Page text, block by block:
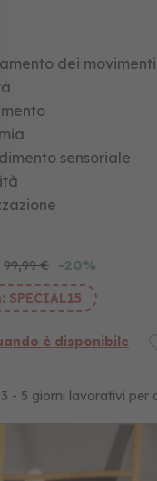
dei movimenti
sensoriale
99,99 € -20%
SPECIAL15
è disponibile
- 5 giorni lavorativi